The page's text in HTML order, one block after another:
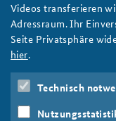
Mehr
der Bundesregierung
Ekkehard Brose in
weiter
#angeBAKSt,
Koalition,
Videos transferieren
Adressraum. Ihr
Seite Privatsphäre
hier.
Technisch